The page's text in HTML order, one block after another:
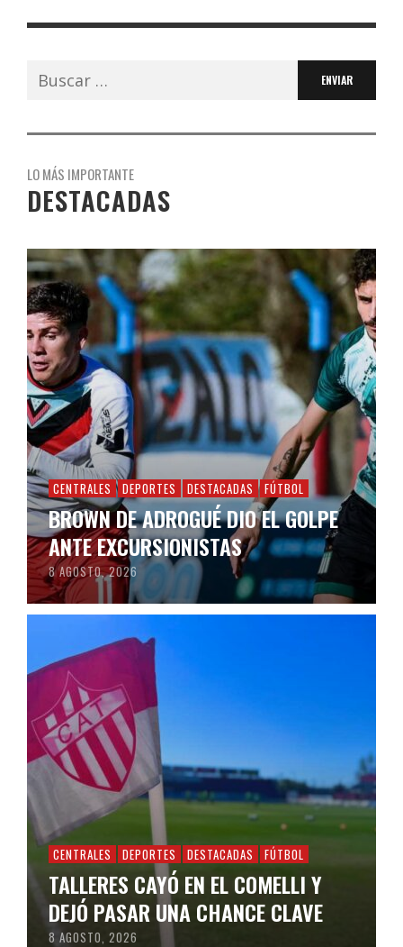
Buscar:
LO MÁS IMPORTANTE
DESTACADAS
CENTRALES DEPORTES DESTACADAS FÚTBOL
BROWN DE ADROGUÉ DIO EL GOLPE
ANTE EXCURSIONISTAS
8 AGOSTO, 2026
CENTRALES DEPORTES DESTACADAS FÚTBOL
TALLERES CAYÓ EN EL COMELLI Y
DEJÓ PASAR UNA CHANCE CLAVE
8 AGOSTO, 2026